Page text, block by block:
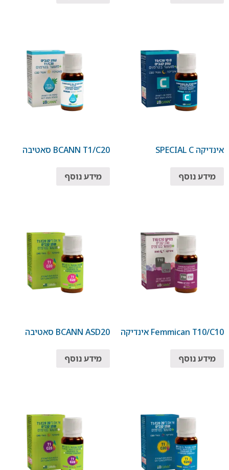
אינדיקה SPECIAL C
מידע נוסף
BCANN T1/C20 סאטיבה
מידע נוסף
Femmican T10/C10 אינדיקה
מידע נוסף
BCANN ASD20 סאטיבה
מידע נוסף